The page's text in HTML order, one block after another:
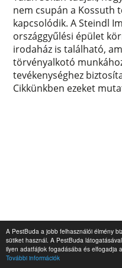
A PestBuda a jobb felhasználói élmény
sütiket használ. A PestBuda
ilyen adatfájlok fogadásába és elfogadja
További információk
nem csupán a Kossuth
kapcsolódik. A Steindl
országgyűlési épület
irodaház is található,
törvényalkotó
tevékenységhez
Cikkünkben ezeket